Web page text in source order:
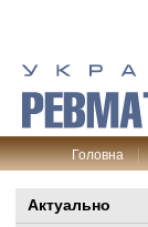
Головна
Актуально